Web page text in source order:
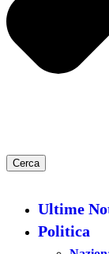
Cerca
Ultime
Politica